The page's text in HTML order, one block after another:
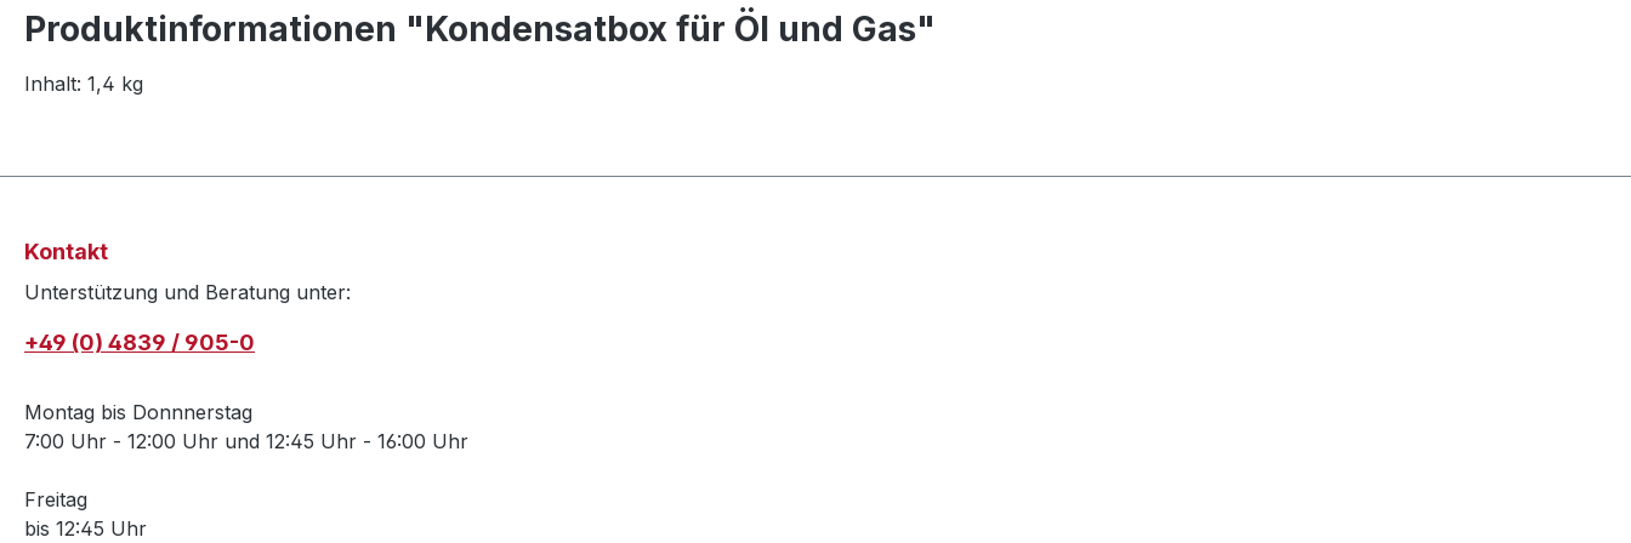
Produktinformationen "Kondensatbox für Öl und Gas"
Inhalt: 1,4 kg
Kontakt
Unterstützung und Beratung unter:
+49 (0) 4839 / 905-0
Montag bis Donnnerstag
7:00 Uhr - 12:00 Uhr und 12:45 Uhr - 16:00 Uhr
Freitag
bis 12:45 Uhr